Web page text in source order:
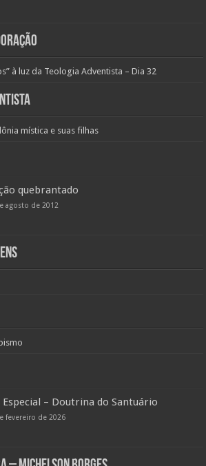
à luz da Teologia Adventista – Dia 32
mística e suas filhas
quebrantado
agosto de 2012
Especial – Doutrina do Santuário
fevereiro de 2026